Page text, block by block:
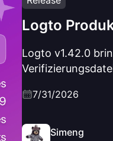
Logto
Logto v1.42.0
Passwörtern, ein
Refresh auf
Koa 3 und
7/31/2026
Simeng